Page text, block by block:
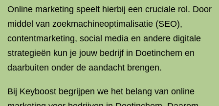
Online marketing speelt hierbij een cruciale rol. Door
middel van zoekmachineoptimalisatie (SEO),
contentmarketing, social media en andere digitale
strategieën kun je jouw bedrijf in Doetinchem en
daarbuiten onder de aandacht brengen.
Bij Keyboost begrijpen we het belang van online